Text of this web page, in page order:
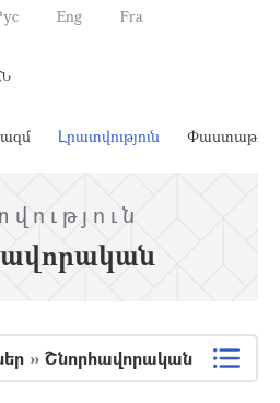
Eng Fra
Լրատվություն
» Շնորհավորական